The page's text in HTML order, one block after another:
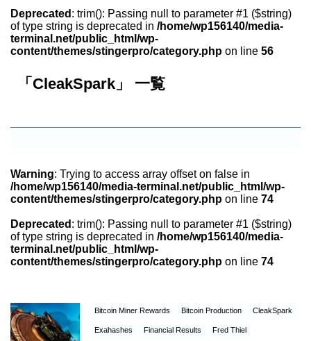
Deprecated : trim(): Passing null to parameter #1 ($string)
of type string is deprecated in /home/wp156140/media-
terminal.net/public_html/wp-
content/themes/stingerpro/category.php on line 56
「CleakSpark」 一覧
Warning: Trying to access array offset on false in
/home/wp156140/media-terminal.net/public_html/wp-
content/themes/stingerpro/category.php on line 74
Deprecated : trim(): Passing null to parameter #1 ($string)
of type string is deprecated in /home/wp156140/media-
terminal.net/public_html/wp-
content/themes/stingerpro/category.php on line 74
Bitcoin Miner Rewards Bitcoin Production CleakSpark
Exahashes Financial Results Fred Thiel